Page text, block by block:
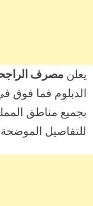
يعلن مصرف
الدبلوم فما فوق
بجميع مناطق
للتفاصيل الموضحة